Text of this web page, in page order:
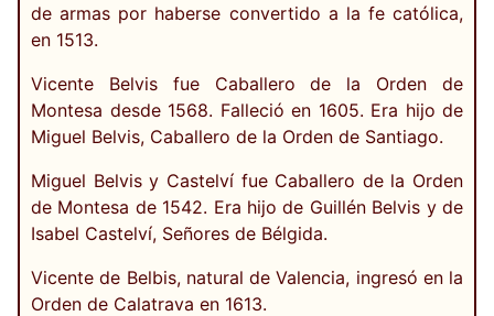
de armas por haberse convertido a la fe católica,
en 1513.
Vicente Belvis fue Caballero de la Orden de
Montesa desde 1568. Falleció en 1605. Era hijo de
Miguel Belvis, Caballero de la Orden de Santiago.
Miguel Belvis y Castelví fue Caballero de la Orden
de Montesa de 1542. Era hijo de Guillén Belvis y de
Isabel Castelví, Señores de Bélgida.
Vicente de Belbis, natural de Valencia, ingresó en la
Orden de Calatrava en 1613.